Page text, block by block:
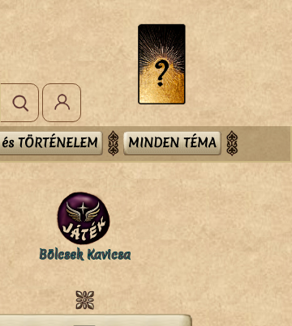
TÖRTÉNELEM MINDEN TÉMA
Bölcsek Kavicsa